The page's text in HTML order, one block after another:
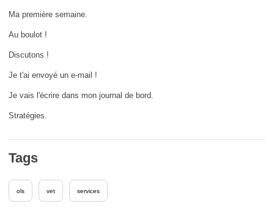
innovazione e condivisione delle
Ma première semaine.
Au boulot !
Discutons !
Je t'ai envoyé un e-mail !
Je vais l'écrire dans mon journal de bord.
Stratégies.
Tags
ols vet services